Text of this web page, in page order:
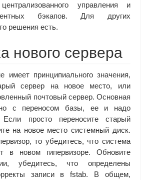
управления и
бэкапов. Для других
решения есть.
нового сервера
имеет принципиального значения,
сервер на новое место, или
почтовый сервер. Основная
с переносом базы, ее и надо
просто переносите старый
на новое место системный диск.
то убедитесь, что система
в новом гипервизоре. Обновите
убедитесь, что определены
записи в fstab. В общем,